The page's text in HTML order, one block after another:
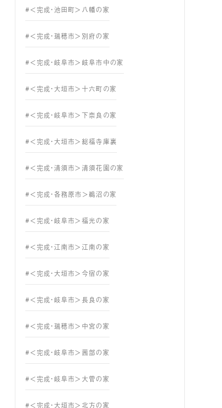
#＜完成・池田町＞八幡の家
#＜完成・瑞穂市＞別府の家
#＜完成・岐阜市＞岐阜市中の家
#＜完成・大垣市＞十六町の家
#＜完成・岐阜市＞下奈良の家
#＜完成・大垣市＞総福寺庫裏
#＜完成・清須市＞清須花園の家
#＜完成・各務原市＞鵜沼の家
#＜完成・岐阜市＞福光の家
#＜完成・江南市＞江南の家
#＜完成・大垣市＞今宿の家
#＜完成・岐阜市＞長良の家
#＜完成・瑞穂市＞中宮の家
#＜完成・岐阜市＞茜部の家
#＜完成・岐阜市＞大菅の家
#＜完成・大垣市＞北方の家